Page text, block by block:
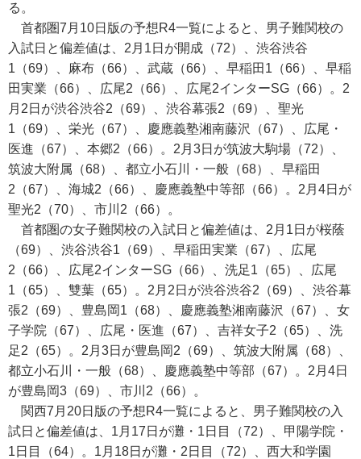
る。
首都圏7月10日版の予想R4一覧によると、男子難関校の
入試日と偏差値は、2月1日が開成（72）、渋谷渋谷
1（69）、麻布（66）、武蔵（66）、早稲田1（66）、早稲
田実業（66）、広尾2（66）、広尾2インターSG（66）。2
月2日が渋谷渋谷2（69）、渋谷幕張2（69）、聖光
1（69）、栄光（67）、慶應義塾湘南藤沢（67）、広尾・
医進（67）、本郷2（66）。2月3日が筑波大駒場（72）、
筑波大附属（68）、都立小石川・一般（68）、早稲田
2（67）、海城2（66）、慶應義塾中等部（66）。2月4日が
聖光2（70）、市川2（66）。
首都圏の女子難関校の入試日と偏差値は、2月1日が桜蔭
（69）、渋谷渋谷1（69）、早稲田実業（67）、広尾
2（66）、広尾2インターSG（66）、洗足1（65）、広尾
1（65）、雙葉（65）。2月2日が渋谷渋谷2（69）、渋谷幕
張2（69）、豊島岡1（68）、慶應義塾湘南藤沢（67）、女
子学院（67）、広尾・医進（67）、吉祥女子2（65）、洗
足2（65）。2月3日が豊島岡2（69）、筑波大附属（68）、
都立小石川・一般（68）、慶應義塾中等部（67）。2月4日
が豊島岡3（69）、市川2（66）。
関西7月20日版の予想R4一覧によると、男子難関校の入
試日と偏差値は、1月17日が灘・1日目（72）、甲陽学院・
1日目（64）。1月18日が灘・2日目（72）、西大和学園